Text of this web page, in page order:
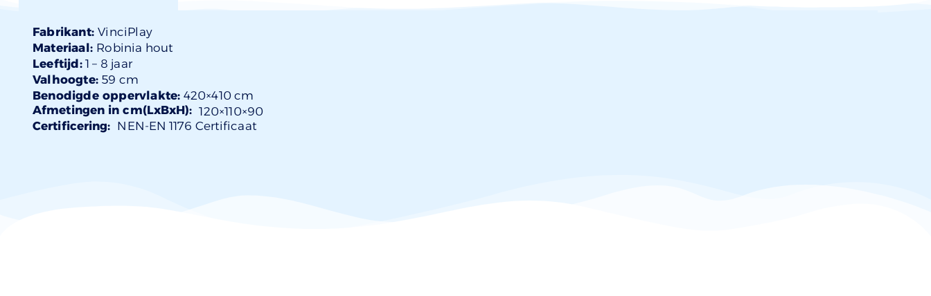
Fabrikant:VinciPlay
Materiaal: Robinia hout
Leeftijd:1 – 8 jaar
Valhoogte: 59 cm
Benodigde oppervlakte: 420×410 cm
Afmetingen in cm(LxBxH): 120×110×90
Certificering: NEN-EN 1176 Certificaat